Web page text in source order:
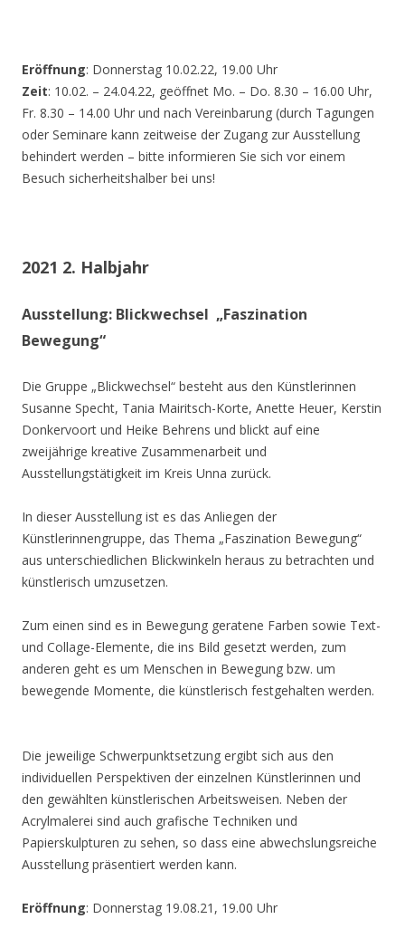
Eröffnung: Donnerstag 10.02.22, 19.00 Uhr
Zeit: 10.02. – 24.04.22, geöffnet Mo. – Do. 8.30 – 16.00 Uhr,
Fr. 8.30 – 14.00 Uhr und nach Vereinbarung (durch Tagungen
oder Seminare kann zeitweise der Zugang zur Ausstellung
behindert werden – bitte informieren Sie sich vor einem
Besuch sicherheitshalber bei uns!
2021 2. Halbjahr
Ausstellung: Blickwechsel „Faszination
Bewegung“
Die Gruppe „Blickwechsel“ besteht aus den Künstlerinnen
Susanne Specht, Tania Mairitsch-Korte, Anette Heuer, Kerstin
Donkervoort und Heike Behrens und blickt auf eine
zweijährige kreative Zusammenarbeit und
Ausstellungstätigkeit im Kreis Unna zurück.
In dieser Ausstellung ist es das Anliegen der
Künstlerinnengruppe, das Thema „Faszination Bewegung“
aus unterschiedlichen Blickwinkeln heraus zu betrachten und
künstlerisch umzusetzen.
Zum einen sind es in Bewegung geratene Farben sowie Text-
und Collage-Elemente, die ins Bild gesetzt werden, zum
anderen geht es um Menschen in Bewegung bzw. um
bewegende Momente, die künstlerisch festgehalten werden.
Die jeweilige Schwerpunktsetzung ergibt sich aus den
individuellen Perspektiven der einzelnen Künstlerinnen und
den gewählten künstlerischen Arbeitsweisen. Neben der
Acrylmalerei sind auch grafische Techniken und
Papierskulpturen zu sehen, so dass eine abwechslungsreiche
Ausstellung präsentiert werden kann.
Eröffnung: Donnerstag 19.08.21, 19.00 Uhr